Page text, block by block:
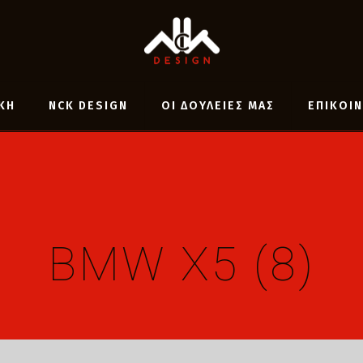
NCK DESIGN ΟΙ ΔΟΥΛΕΙΕΣ ΜΑΣ
BMW X5 (8)